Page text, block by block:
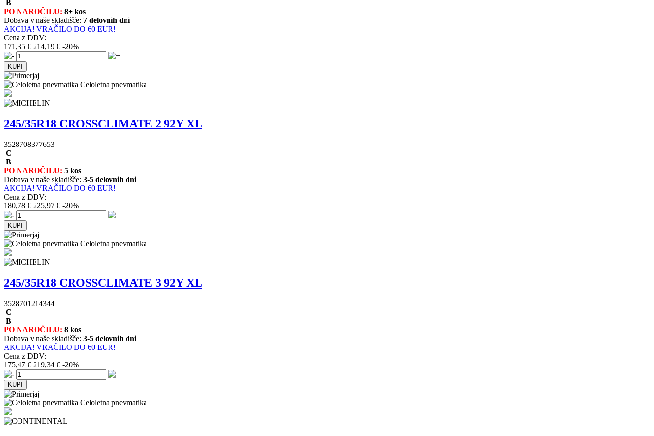
B
PO NAROČILU: 8+ kos
Dobava v naše skladišče: 7 delovnih dni
AKCIJA! VRAČILO DO 60 EUR!
Cena z DDV:
171,35 € 214,19 € -20%
Celoletna pnevmatika
245/35R18 CROSSCLIMATE 2 92Y XL
3528708377653
C
B
PO NAROČILU: 5 kos
Dobava v naše skladišče: 3-5 delovnih dni
AKCIJA! VRAČILO DO 60 EUR!
Cena z DDV:
180,78 € 225,97 € -20%
Celoletna pnevmatika
245/35R18 CROSSCLIMATE 3 92Y XL
3528701214344
C
B
PO NAROČILU: 8 kos
Dobava v naše skladišče: 3-5 delovnih dni
AKCIJA! VRAČILO DO 60 EUR!
Cena z DDV:
175,47 € 219,34 € -20%
Celoletna pnevmatika